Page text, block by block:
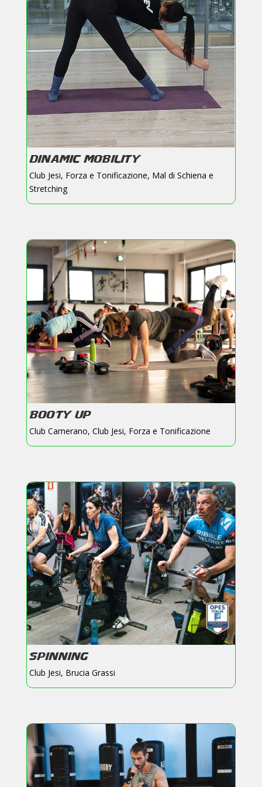
DINAMIC MOBILITY
Club Jesi, Forza e Tonificazione, Mal di Schiena e
Stretching
BOOTY UP
Club Camerano, Club Jesi, Forza e Tonificazione
SPINNING
Club Jesi, Brucia Grassi